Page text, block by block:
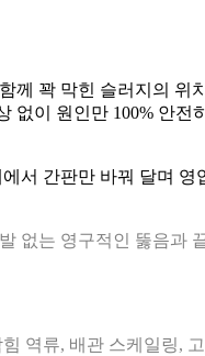
께 꽉 막힌 슬러지의 위
없이 원인만 100% 안전
서 간판만 바꿔 달며 영
없는 영구적인 뚫음과
역류, 배관 스케일링,